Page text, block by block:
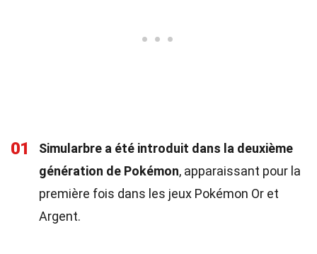
01
Simularbre a été introduit dans la deuxième
génération de Pokémon, apparaissant pour la
première fois dans les jeux Pokémon Or et
Argent.